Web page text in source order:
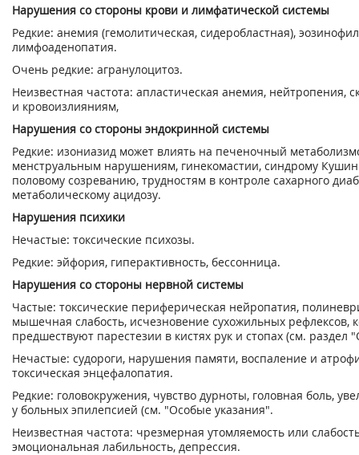
Нарушения со стороны крови и лимфатической системы
Редкие: анемия (гемолитическая, сидеробластная),
лимфоаденопатия.
Очень редкие: агранулоцитоз.
Неизвестная частота: апластическая анемия, нейтропения,
и кровоизлияниям,
Нарушения со стороны эндокринной системы
Редкие: изониазид может влиять на печеночный
менструальным нарушениям, гинекомастии, синдрому
половому созреванию, трудностям в контроле сахарного
метаболическому ацидозу.
Нарушения психики
Нечастые: токсические психозы.
Редкие: эйфория, гиперактивность, бессонница.
Нарушения со стороны нервной системы
Частые: токсические периферическая нейропатия,
мышечная слабость, исчезновение сухожильных рефлексов,
предшествуют парестезии в кистях рук и стопах (см. раздел
Нечастые: судороги, нарушения памяти, воспаление и
токсическая энцефалопатия.
Редкие: головокружения, чувство дурноты, головная боль,
у больных эпилепсией (см. "Особые указания".
Неизвестная частота: чрезмерная утомляемость или
эмоциональная лабильность, депрессия.